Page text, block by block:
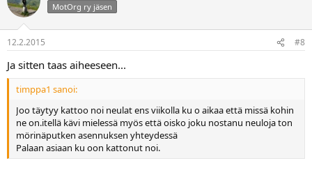
MotOrg ry jäsen
12.2.2015 #8
Ja sitten taas aiheeseen...
timppa1 sanoi:
Joo täytyy kattoo noi neulat ens viikolla ku o aikaa että missä kohin
ne on.itellä kävi mielessä myös että oisko joku nostanu neuloja ton
mörinäputken asennuksen yhteydessä
Palaan asiaan ku oon kattonut noi.